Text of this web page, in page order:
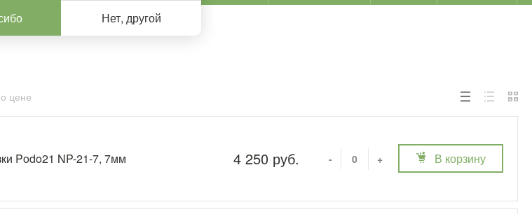
Нет, другой
цене
Podo21 NP-21-7, 7мм 4 250 руб. - + В корзину